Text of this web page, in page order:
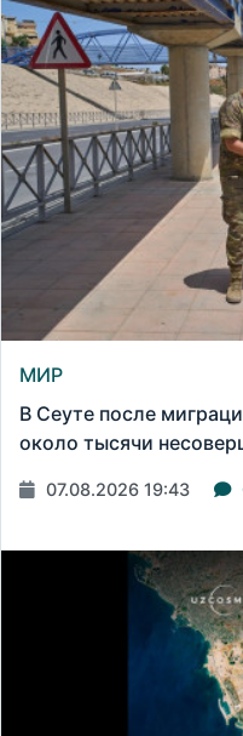
МИР
В Сеуте после
около тысячи
07.08.2026 19:43